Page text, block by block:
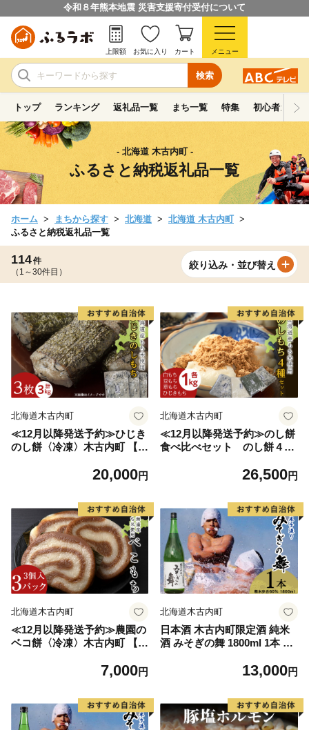
令和８年熊本地震 災害支援寄付受付について
検索
上限額 お気に入り カート メニュー
トップ ランキング 返礼品一覧 まち一覧 特集 初心者ガイド
- 北海道 木古内町 -
ふるさと納税返礼品一覧
ホーム まちから探す 北海道
北海道 木古内町
ふるさと納税返礼品一覧
114件
（1～30件目）
絞り込み・並び替え
北海道木古内町
≪12月以降発送予約≫ひじき
のし餅〈冷凍〉木古内町 【秋
20,000円
北海道木古内町
≪12月以降発送予約≫のし餅
食べ比べセット のし餅４種
のし餅 よもぎのし餅 )〈冷
26,500円
北海道木古内町
≪12月以降発送予約≫農園の
ベコ餅〈冷凍〉木古内町 【秋
7,000円
北海道木古内町
日本酒 木古内町限定酒 純米
酒 みそぎの舞 1800ml 1本 セ
13,000円